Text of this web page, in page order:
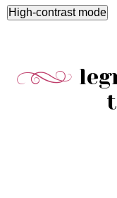
High-contrast mode